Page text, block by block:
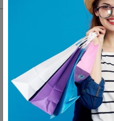
أتصل بنا
أحصل على الاتجاهات
ش المدينة المنورة -
محور طه حسين, 69 طه
حسين النزهة الجديدة -
القاهرة
الواتس اب
01093777446